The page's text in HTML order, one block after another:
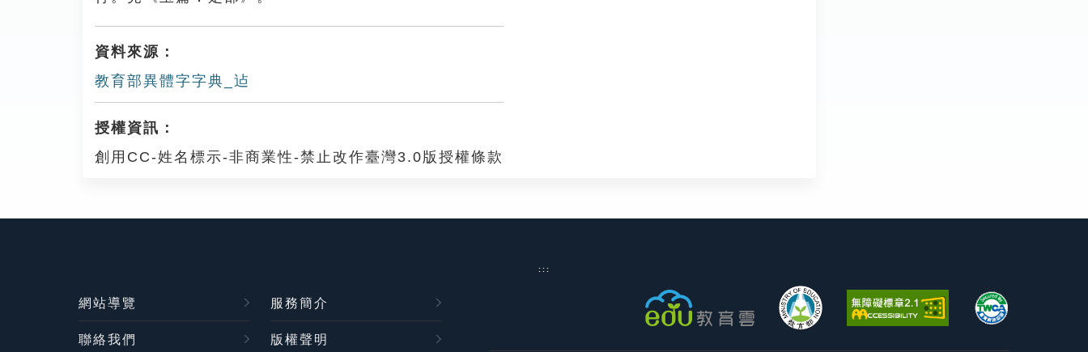
資料來源：
教育部異體字字典_迠
授權資訊：
創用CC-姓名標示-非商業性-禁止改作臺灣3.0版授權條款
:::
網站導覽 服務簡介
聯絡我們 版權聲明